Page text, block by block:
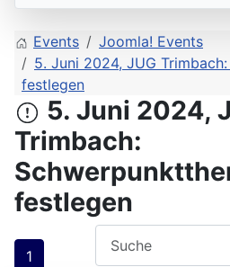
Events
Joomla! Events
5. Juni 2024, JUG
festlegen
5. Juni 2024,
Trimbach:
festlegen
1